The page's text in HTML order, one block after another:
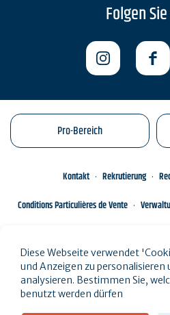
Folgen
Pro-Bereich
Kontakt Rekrutierung
Conditions Particulières de Vente
Diese Webseite verwendet
und Anzeigen zu personalisieren
analysieren. Bestimmen Sie,
benutzt werden dürfen